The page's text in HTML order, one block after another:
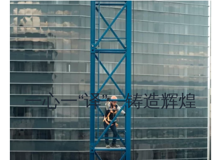
一心一“译”，铸造辉煌